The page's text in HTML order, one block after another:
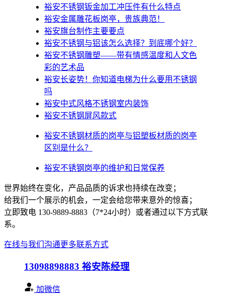
裕安不锈钢钣金加工冲压件有什么特点
裕安金属雕花板岗亭，贵族典范！
裕安旗台制作主要要点
裕安不锈钢与铝该怎么选择？到底哪个好？
裕安不锈钢雕塑——带有情感温度和人文色
彩的艺术品
裕安​长姿势！你知道电梯为什么要用不锈钢
吗
裕安中式风格不锈钢室内装饰
裕安不锈钢屏风款式
裕安不锈钢材质的岗亭与铝塑板材质的岗亭
区别是什么？
裕安不锈钢岗亭的维护和日常保养
世界始终在变化，产品品质的诉求也持续在改变；
给我们一个展示的机会，一定会给您带来意外的惊喜；
立即致电 130-9889-8883（7*24小时）或者通过以下方式联
系。
在线与我们沟通更多联系方式
13098898883 裕安陈经理
加微信